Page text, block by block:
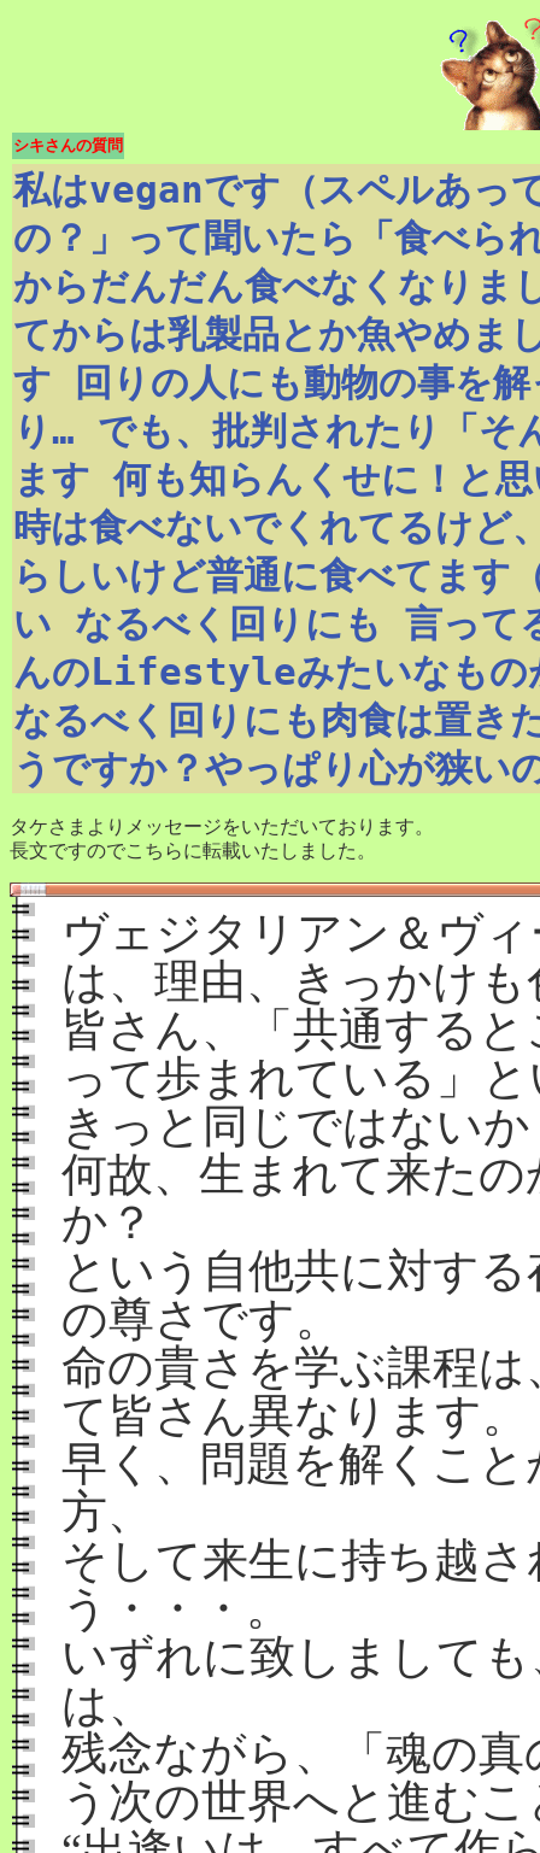
シキさんの質問
私はveganです（スペルあっ
の？」って聞いたら「食べら
からだんだん食べなくなりま
てからは乳製品とか魚やめま
す 回りの人にも動物の事を
り… でも、批判されたり「そ
ます 何も知らんくせに！と
時は食べないでくれてるけど
らしいけど普通に食べてます
い なるべく回りにも 言って
んのLifestyleみたいなもの
なるべく回りにも肉食は置き
うですか？やっぱり心が狭い
タケさまよりメッセージをいただいております。
長文ですのでこちらに転載いたしました。
ヴェジタリアン＆ヴ
は、理由、きっかけ
皆さん、「共通する
って歩まれている」
きっと同じではない
何故、生まれて来た
か？
という自他共に対す
の尊さです。
命の貴さを学ぶ課程
て皆さん異なります。
早く、問題を解くこ
方、
そして来生に持ち越
う・・・。
いずれに致しまして
は、
残念ながら、「魂の
う次の世界へと進む